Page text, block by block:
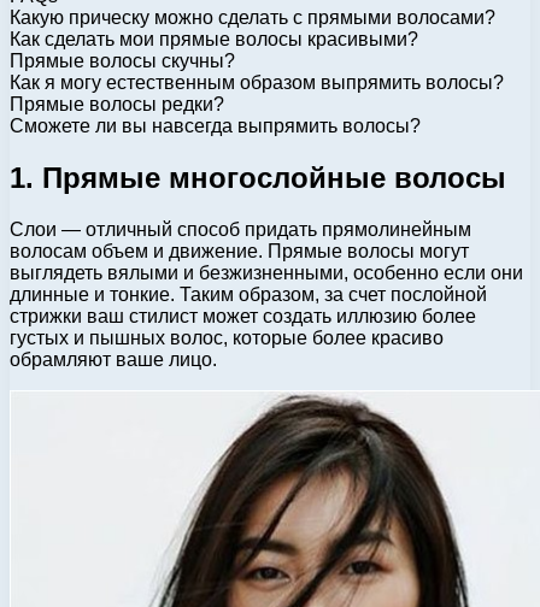
Какую прическу можно сделать с прямыми волосами?
Как сделать мои прямые волосы красивыми?
Прямые волосы скучны?
Как я могу естественным образом выпрямить волосы?
Прямые волосы редки?
Сможете ли вы навсегда выпрямить волосы?
1. Прямые многослойные волосы
Слои — отличный способ придать прямолинейным
волосам объем и движение. Прямые волосы могут
выглядеть вялыми и безжизненными, особенно если они
длинные и тонкие. Таким образом, за счет послойной
стрижки ваш стилист может создать иллюзию более
густых и пышных волос, которые более красиво
обрамляют ваше лицо.